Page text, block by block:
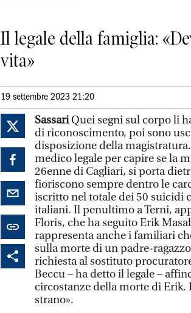
Il legale della famiglia:
vita»
19 settembre 2023 21:20
Sassari Quei segni sul corpo li
di riconoscimento, poi sono
disposizione della
medico legale per capire se la
26enne di Cagliari, si porta
fioriscono sempre dentro le
iscritto nel totale dei 50 suicidi
italiani. Il penultimo a Terni,
Floris, che ha seguito Erik
rappresenta anche i familiari
sulla morte di un padre-
richiesta al sostituto
Beccu – ha detto il legale –
circostanze della morte di
strano».